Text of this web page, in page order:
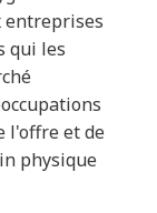
entreprises
qui les
l'offre et de
physique